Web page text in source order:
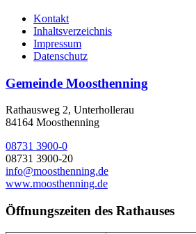
Kontakt
Inhaltsverzeichnis
Impressum
Datenschutz
Gemeinde Moosthenning
Rathausweg 2, Unterhollerau
84164 Moosthenning
08731 3900-0
08731 3900-20
info@moosthenning.de
www.moosthenning.de
Öffnungszeiten des Rathauses